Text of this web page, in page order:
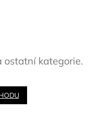
ostatní kategorie.